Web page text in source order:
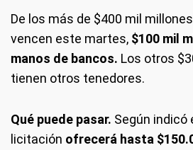
De los más de $400 mil
vencen este martes, $100 mil
manos de bancos. Los otros
tienen otros tenedores.
Qué puede pasar. Según indicó
licitación ofrecerá hasta